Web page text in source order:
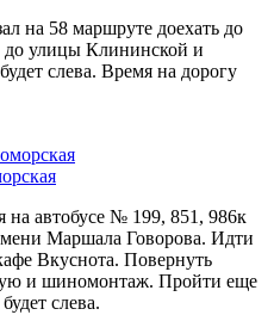
на 58 маршруте доехать до
до улицы Клининской и
слева. Время на дорогу
на автобусе № 199, 851, 986к
Маршала Говорова. Идти
Вкуснота. Повернуть
и шиномонтаж. Пройти еще
слева.